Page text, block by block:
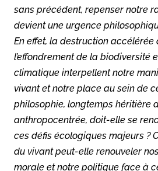
sans précédent, repenser notre
devient une urgence
En effet, la destruction accélérée
l’effondrement de la biodiversité
climatique interpellent notre
vivant et notre place au sein de
philosophie, longtemps héritière
anthropocentrée, doit-elle se
ces défis écologiques majeurs ?
du vivant peut-elle renouveler
morale et notre politique face à